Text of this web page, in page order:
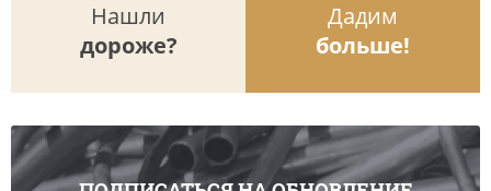
Нашли
дороже?
Дадим
больше!